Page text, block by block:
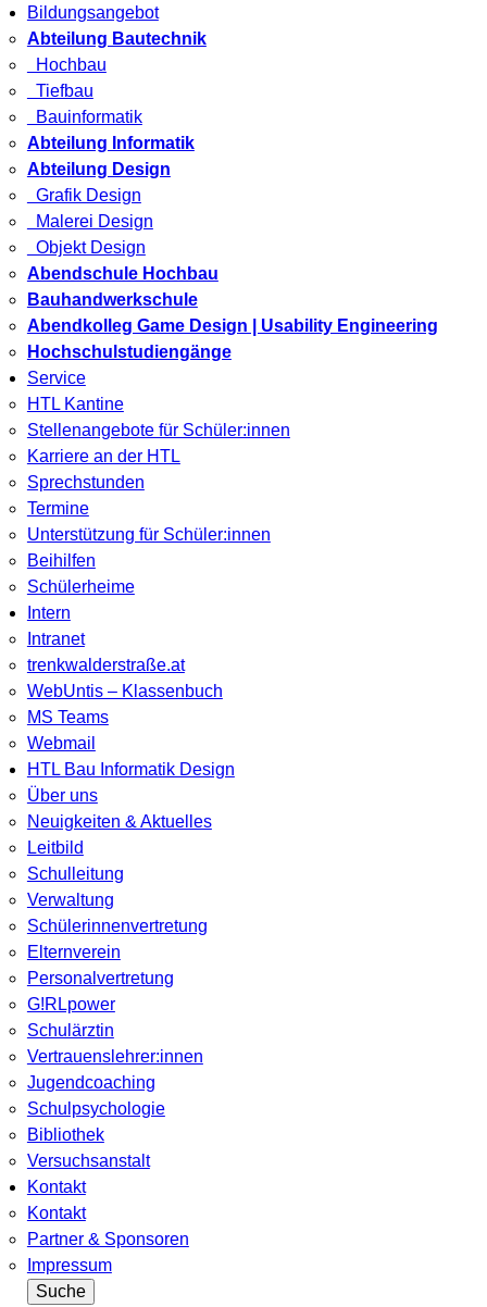
Bildungsangebot
Abteilung Bautechnik
Hochbau
Tiefbau
Bauinformatik
Abteilung Informatik
Abteilung Design
Grafik Design
Malerei Design
Objekt Design
Abendschule Hochbau
Bauhandwerkschule
Abendkolleg Game Design | Usability Engineering
Hochschulstudiengänge
Service
HTL Kantine
Stellenangebote für Schüler:innen
Karriere an der HTL
Sprechstunden
Termine
Unterstützung für Schüler:innen
Beihilfen
Schülerheime
Intern
Intranet
trenkwalderstraße.at
WebUntis – Klassenbuch
MS Teams
Webmail
HTL Bau Informatik Design
Über uns
Neuigkeiten & Aktuelles
Leitbild
Schulleitung
Verwaltung
Schülerinnenvertretung
Elternverein
Personalvertretung
G!RLpower
Schulärztin
Vertrauenslehrer:innen
Jugendcoaching
Schulpsychologie
Bibliothek
Versuchsanstalt
Kontakt
Kontakt
Partner & Sponsoren
Impressum
Suche